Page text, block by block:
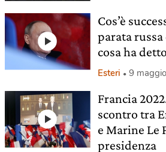
Cos’è
parata
cosa ha
Esteri 9
Francia
scontro tra
e Marine Le
presidenza